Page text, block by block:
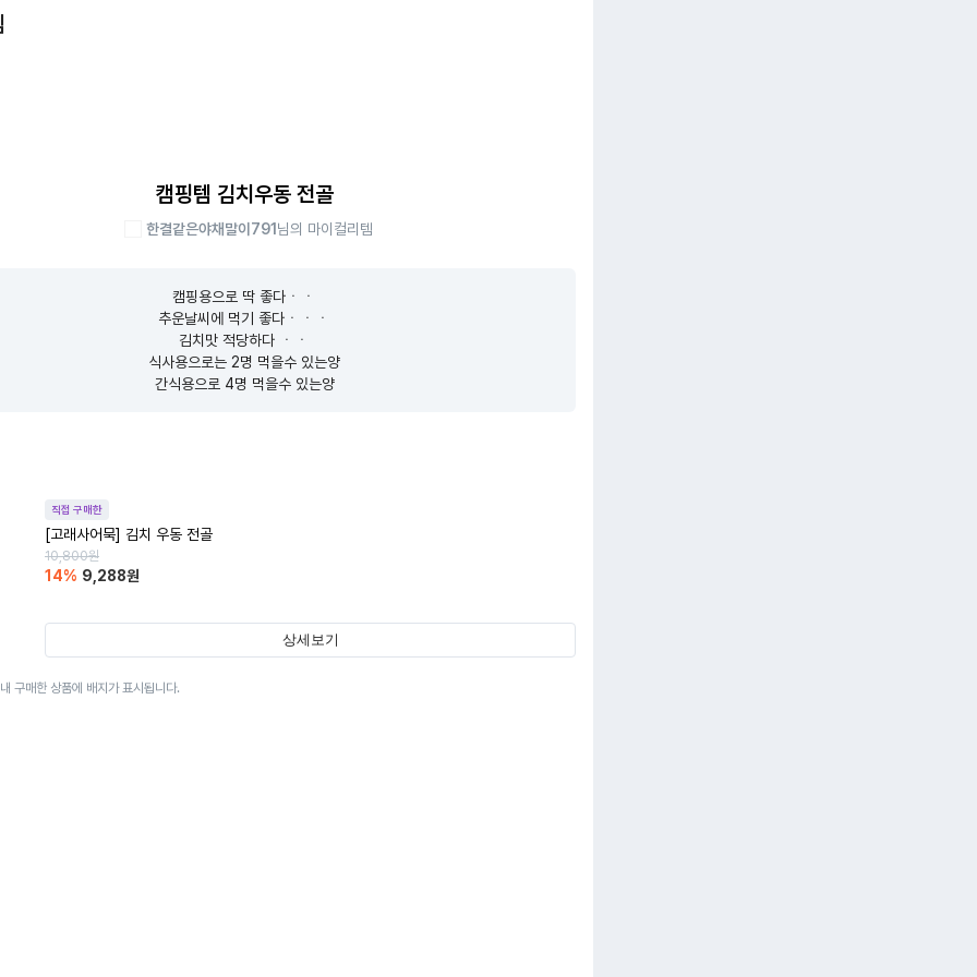
캠핑템 김치우동 전골
한결같은야채말이791 님의 마이컬리템
캠핑용으로 딱 좋다ㆍㆍ
추운날씨에 먹기 좋다ㆍㆍㆍ
김치맛 적당하다 ㆍㆍ
식사용으로는 2명 먹을수 있는양
간식용으로 4명 먹을수 있는양
직접 구매한
[고래사어묵] 김치 우동 전골
10,800원
14% 9,288원
상세보기
구매한 상품에 배지가 표시됩니다.